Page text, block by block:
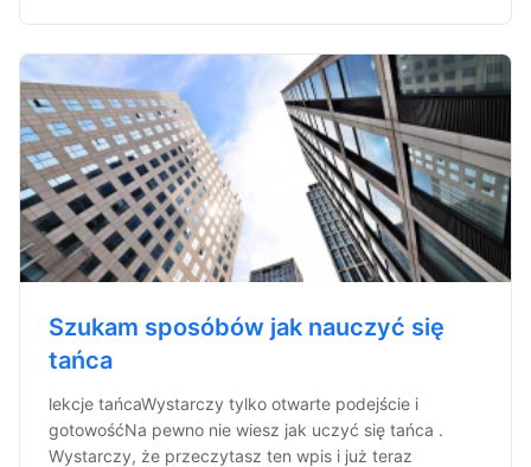
Szukam sposóbów jak nauczyć się
tańca
lekcje tańcaWystarczy tylko otwarte podejście i
gotowośćNa pewno nie wiesz jak uczyć się tańca .
Wystarczy, że przeczytasz ten wpis i już teraz